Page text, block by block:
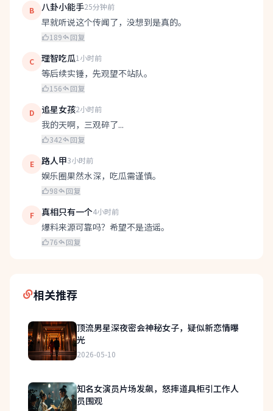
B 八卦小能手25分钟前
早就听说这个传闻了，没想到是真的。
189 回复
C 理智吃瓜1小时前
等后续实锤，先观望不站队。
156 回复
D 追星女孩2小时前
我的天啊，三观碎了...
342 回复
E 路人甲3小时前
娱乐圈果然水深，吃瓜需谨慎。
98 回复
F 真相只有一个4小时前
爆料来源可靠吗？希望不是造谣。
76 回复
相关推荐
顶流男星深夜密会神秘女子，疑似新恋情曝
光
2026-05-10
知名女演员片场发飙，怒摔道具柜引工作人
员围观